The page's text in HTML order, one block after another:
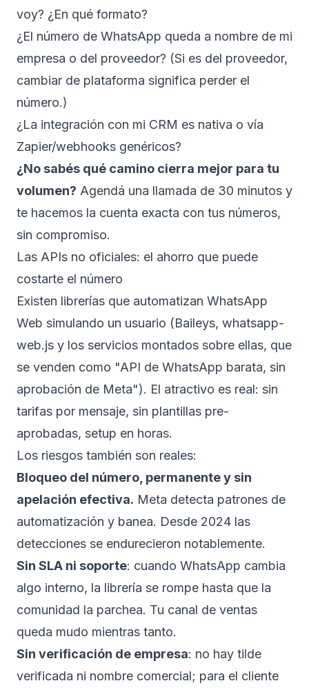
voy? ¿En qué formato?
¿El número de WhatsApp queda a nombre de mi
empresa o del proveedor? (Si es del proveedor,
cambiar de plataforma significa perder el
número.)
¿La integración con mi CRM es nativa o vía
Zapier/webhooks genéricos?
¿No sabés qué camino cierra mejor para tu
volumen? Agendá una llamada de 30 minutos y
te hacemos la cuenta exacta con tus números,
sin compromiso.
Las APIs no oficiales: el ahorro que puede
costarte el número
Existen librerías que automatizan WhatsApp
Web simulando un usuario (Baileys, whatsapp-
web.js y los servicios montados sobre ellas, que
se venden como "API de WhatsApp barata, sin
aprobación de Meta"). El atractivo es real: sin
tarifas por mensaje, sin plantillas pre-
aprobadas, setup en horas.
Los riesgos también son reales:
Bloqueo del número, permanente y sin
apelación efectiva. Meta detecta patrones de
automatización y banea. Desde 2024 las
detecciones se endurecieron notablemente.
Sin SLA ni soporte: cuando WhatsApp cambia
algo interno, la librería se rompe hasta que la
comunidad la parchea. Tu canal de ventas
queda mudo mientras tanto.
Sin verificación de empresa: no hay tilde
verificada ni nombre comercial; para el cliente